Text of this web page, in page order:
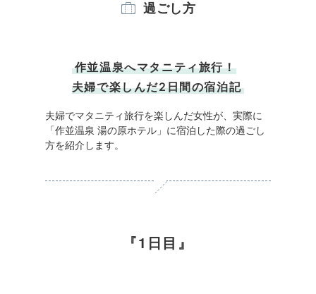
過ごし方
作並温泉へマタニティ旅行！
夫婦で楽しんだ2日間の宿泊記
夫婦でマタニティ旅行を楽しんだ女性が、実際に
「作並温泉 湯の原ホテル」に宿泊した際の過ごし
方を紹介します。
1日目